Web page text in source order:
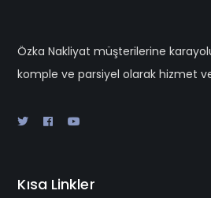
Özka Nakliyat müşterilerine
komple ve parsiyel olarak hizmet
Kısa Linkler